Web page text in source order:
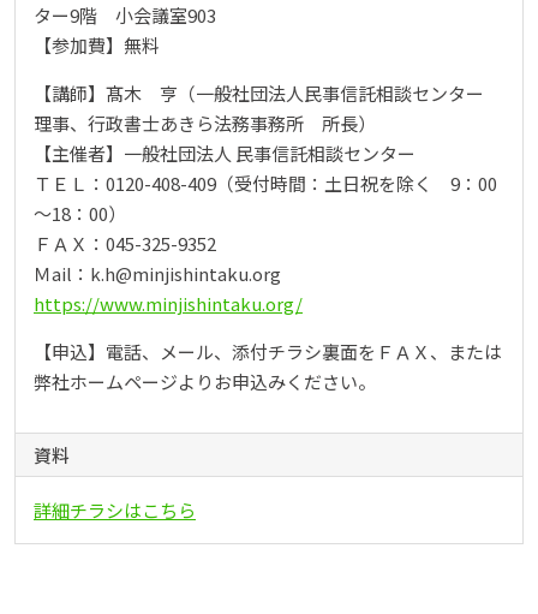
ター9階 小会議室903
【参加費】無料
【講師】髙木 亨（一般社団法人民事信託相談センター
理事、行政書士あきら法務事務所 所長）
【主催者】一般社団法人 民事信託相談センター
ＴＥＬ：0120-408-409（受付時間：土日祝を除く 9：00
～18：00）
ＦＡＸ：045-325-9352
Ｍail：k.h@minjishintaku.org
https://www.minjishintaku.org/
【申込】電話、メール、添付チラシ裏面をＦＡＸ、または
弊社ホームページよりお申込みください。
資料
詳細チラシはこちら